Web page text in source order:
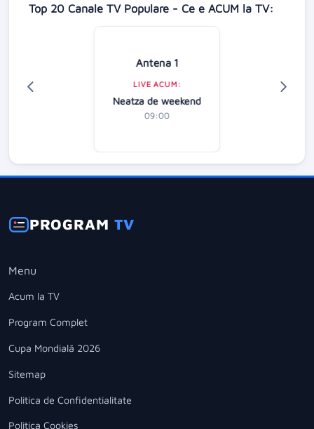
Top 20 Canale TV Populare - Ce e ACUM la TV:
Antena 1
LIVE ACUM:
Neatza de weekend
09:00
PROGRAMTV
Menu
Acum la TV
Program Complet
Cupa Mondială 2026
Sitemap
Politica de Confidentialitate
Politica Cookies